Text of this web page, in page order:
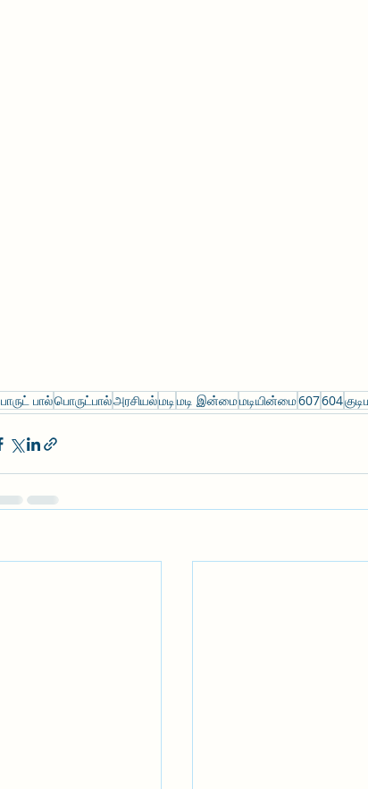
பால்பொருட்பால்அரசியல்மடிமடி இன்மைமடியின்மை607604